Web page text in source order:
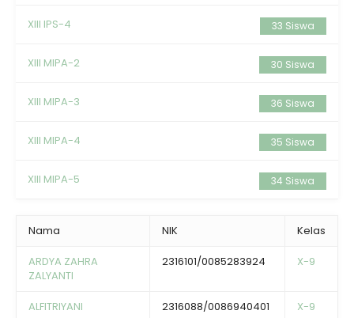
XIII IPS-4 33 Siswa
XIII MIPA-2 30 Siswa
XIII MIPA-3 36 Siswa
XIII MIPA-4 35 Siswa
XIII MIPA-5 34 Siswa
Nama NIK Kelas
ARDYA ZAHRA
ZALYANTI
2316101/0085283924 X-9
ALFITRIYANI 2316088/0086940401 X-9